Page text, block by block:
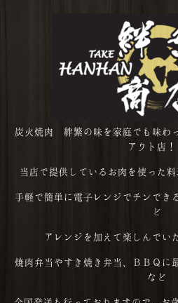
炭火焼肉 絆繁の味を家庭でも味わ
アウト店！
当店で提供しているお肉を使った
手軽で簡単に電子レンジでチンでき
ど
アレンジを加えて楽しんでい
焼肉弁当やすき焼き弁当、ＢＢＱに
など